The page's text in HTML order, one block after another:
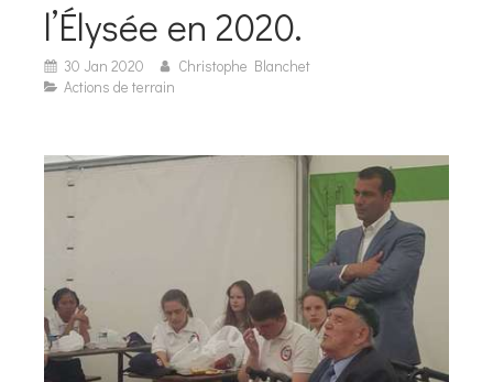
l’Élysée en 2020.
30 Jan 2020
Christophe Blanchet
Actions de terrain